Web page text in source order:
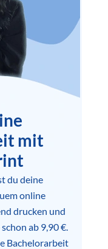
mit
du deine
online
drucken und
ab 9,90 €.
Bachelorarbeit